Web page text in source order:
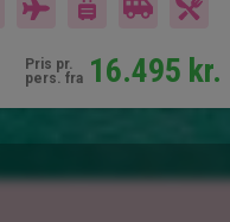
Pris pr.
pers. fra 16.495 kr.